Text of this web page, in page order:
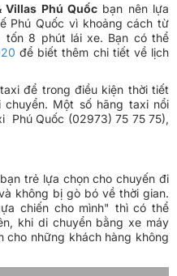
Villas Phú Quốcbạn nên lựa
Phú Quốc vì khoảng cách từ
8 phút lái xe. Bạn có thể
để biết thêm chi tiết về lịch
để trong điều kiện thời tiết
Một số hãng taxi nổi
Phú Quốc (02973) 75 75 75),
trẻ lựa chọn cho chuyến đi
không bị gò bó về thời gian.
chiến cho mình" thì có thể
khi di chuyển bằng xe máy
cho những khách hàng không